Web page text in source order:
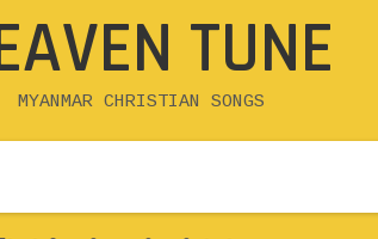
TUNE
MYANMAR CHRISTIAN SONGS